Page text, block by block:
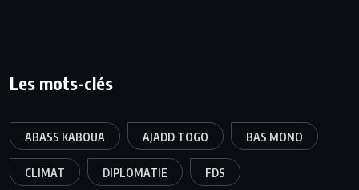
Les mots-clés
ABASS KABOUA AJADD TOGO BAS MONO
CLIMAT DIPLOMATIE FDS